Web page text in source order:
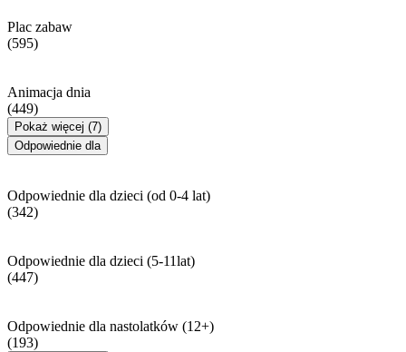
Plac zabaw
(595)
Animacja dnia
(449)
Pokaż więcej (7)
Odpowiednie dla
Odpowiednie dla dzieci (od 0-4 lat)
(342)
Odpowiednie dla dzieci (5-11lat)
(447)
Odpowiednie dla nastolatków (12+)
(193)